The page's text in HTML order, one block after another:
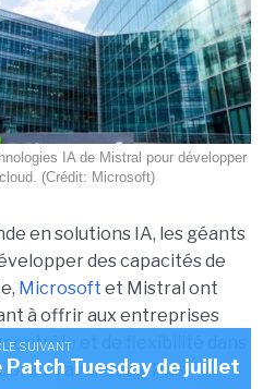
IA de Mistral pour développer
(Crédit: Microsoft)
en solutions IA, les géants
des capacités de
Microsoft et Mistral ont
à offrir aux entreprises
contrôle et de flexibilité dans
IA avancées.Plus
SUIVANT
Tuesday de juillet